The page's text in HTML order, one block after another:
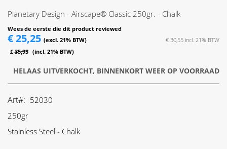
Planetary Design - Airscape® Classic 250gr. - Chalk
Wees de eerste die dit product reviewed
€ 25,25
€ 30,55
€ 35,95
HELAAS UITVERKOCHT, BINNENKORT WEER OP VOORRAAD
Art
52030
250gr
Stainless Steel - Chalk
the
beginning
of
the
images